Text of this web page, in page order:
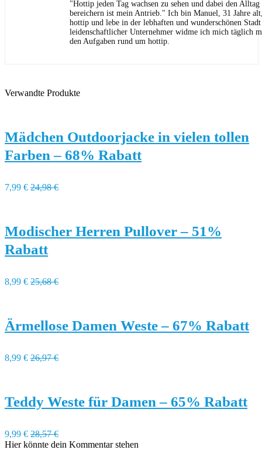
"Hottip jeden Tag wachsen zu sehen und dabei den
bereichern ist mein Antrieb." Ich bin Manuel, 31 Jahre
hottip und lebe in der lebhaften und wunderschönen
leidenschaftlicher Unternehmer widme ich mich täglich
den Aufgaben rund um hottip.
Verwandte Produkte
Mädchen Outdoorjacke in vielen tollen
Farben – 68% Rabatt
7,99 € 24,98 €
Modischer Herren Pullover – 51%
Rabatt
8,99 € 25,68 €
Ärmellose Damen Weste – 67% Rabatt
8,99 € 26,97 €
Teddy Weste für Damen – 65% Rabatt
9,99 € 28,57 €
Hier könnte dein Kommentar stehen